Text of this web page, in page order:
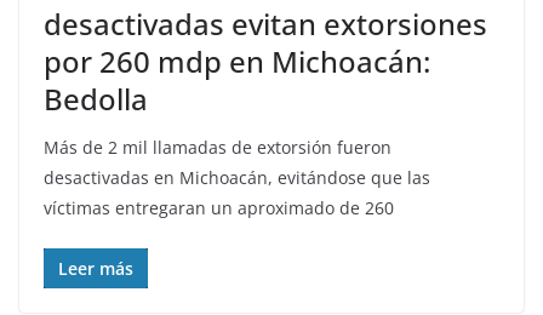
desactivadas evitan extorsiones
por 260 mdp en Michoacán:
Bedolla
Más de 2 mil llamadas de extorsión fueron
desactivadas en Michoacán, evitándose que las
víctimas entregaran un aproximado de 260
Leer más